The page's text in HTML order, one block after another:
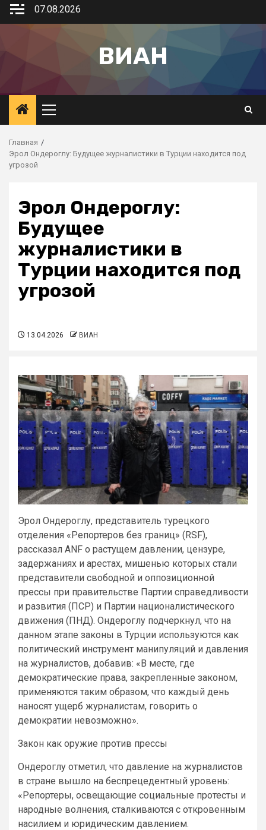
07.08.2026
ВИАН
Главная
Эрол Ондероглу: Будущее журналистики в Турции находится под
угрозой
Эрол Ондероглу:
Будущее
журналистики в
Турции находится под
угрозой
13.04.2026 ВИАН
Эрол Ондероглу, представитель турецкого
отделения «Репортеров без границ» (RSF),
рассказал ANF о растущем давлении, цензуре,
задержаниях и арестах, мишенью которых стали
представители свободной и оппозиционной
прессы при правительстве Партии справедливости
и развития (ПСР) и Партии националистического
движения (ПНД). Ондероглу подчеркнул, что на
данном этапе законы в Турции используются как
политический инструмент манипуляций и давления
на журналистов, добавив: «В месте, где
демократические права, закрепленные законом,
применяются таким образом, что каждый день
наносят ущерб журналистам, говорить о
демократии невозможно».
Закон как оружие против прессы
Ондероглу отметил, что давление на журналистов
в стране вышло на беспрецедентный уровень:
«Репортеры, освещающие социальные протесты и
народные волнения, сталкиваются с откровенным
насилием и юридическим давлением.